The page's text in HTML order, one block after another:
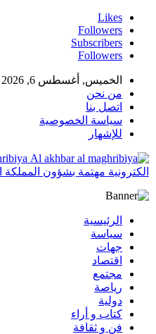
Likes
Followers
Subscribers
Followers
الخميس, أغسطس 6, 2026
من نحن
اتصل بنا
سياسة الخصوصية
للإشهار
الكترونية مهتمة بشؤون
الرئيسية
سياسة
جهات
اقتصاد
مجتمع
رياصة
دولية
كتاب و أراء
فن و ثقافة